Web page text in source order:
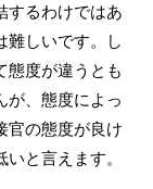
するわけではあ
難しいです。し
態度が違うとも
が、態度によっ
官の態度が良け
と言えます。